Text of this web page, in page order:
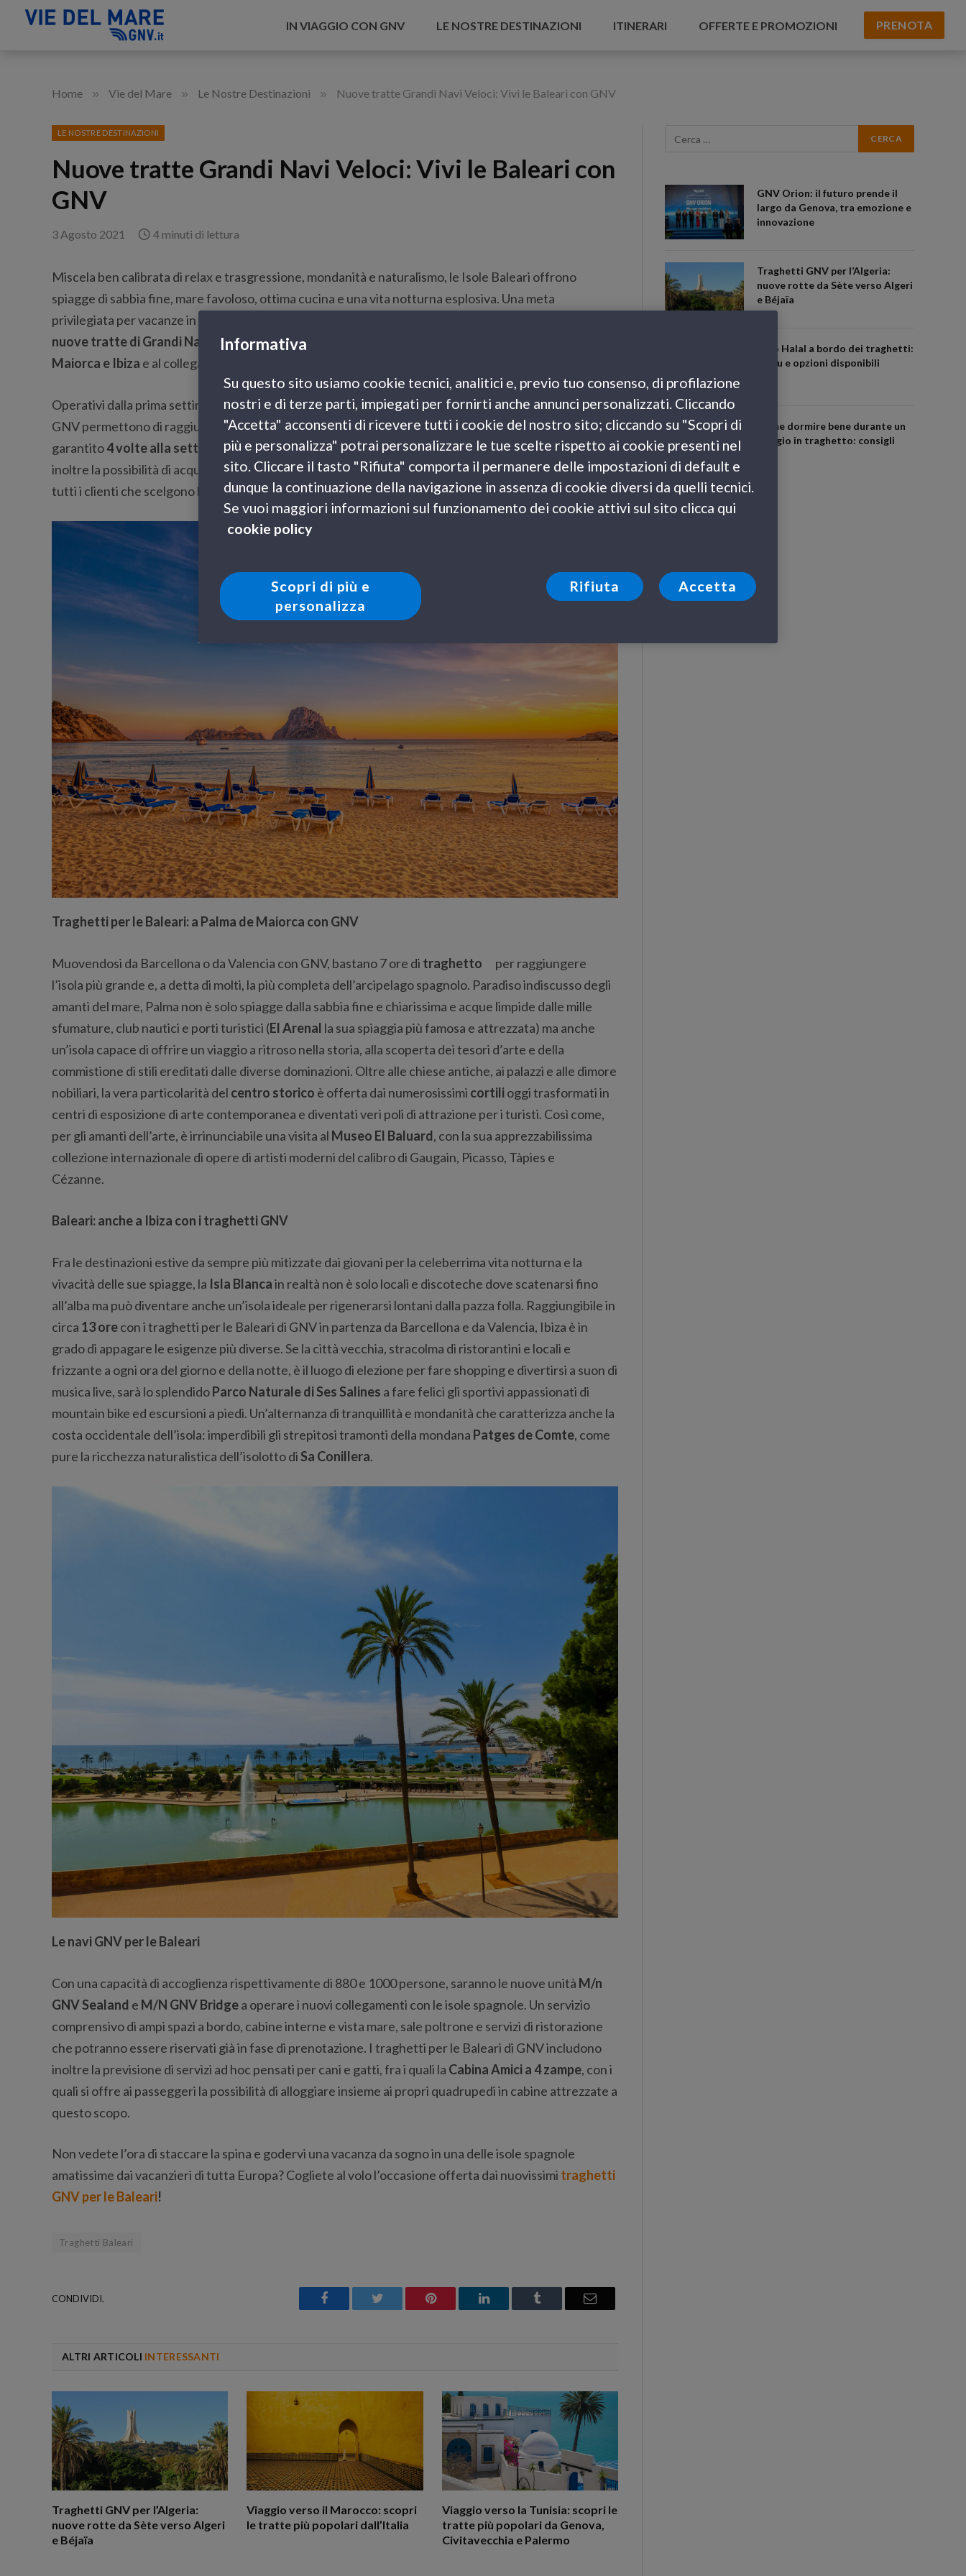
IN VIAGGIO CON GNV LE NOSTRE DESTINAZIONI ITINERARI OFFERTE E PROMOZIONI PRENOTA
Home » Vie del Mare » Le Nostre Destinazioni » Nuove tratte Grandi Navi Veloci: Vivi le Baleari con GNV
LE NOSTRE DESTINAZIONI
Nuove tratte Grandi Navi Veloci: Vivi le Baleari con
GNV
3 Agosto 2021 4 minuti di lettura
Miscela ben calibrata di relax e trasgressione, mondanità e naturalismo, le Isole Baleari offrono
spiagge di sabbia fine, mare favoloso, ottima cucina e una vita notturna esplosiva. Una meta
privilegiata per vacanze in famiglia e con gli amici che oggi diventa ancora più accessibile grazie alle
nuove tratte di Grandi Navi Velociin partenza da e per i porti di
Maiorca e Ibiza e al collegamento diretto fra Palma di Maiorca e Ibiza.
Operativi dalla prima settimana di luglio, i 5 nuovi collegamenti intraghetto per le Isole Balearidi
GNV permettono di raggiungere Palma di Maiorcatutti i giorni, mentre l’attracco a Ibiza sarà
garantito4 volte alla settimana. Come spiega l’azienda in una nota ufficiale, ai viaggiatori è concessa
inoltre la possibilità di acquistare anche singole tratte“nell’ottica di assicurare la massima flessibilità a
tutti i clienti che scelgono le Baleari come loro meta turistica”.
Traghetti per le Baleari: a Palma de Maiorca con GNV
Muovendosi da Barcellona o da Valencia con GNV, bastano 7 ore di traghetto
per raggiungere
l’isola più grande e, a detta di molti, la più completa dell’arcipelago spagnolo. Paradiso indiscusso degli
amanti del mare, Palma non è solo spiagge dalla sabbia fine e chiarissima e acque limpide dalle mille
sfumature, club nautici e porti turistici (El Arenal la sua spiaggia più famosa e attrezzata) ma anche
un’isola capace di offrire un viaggio a ritroso nella storia, alla scoperta dei tesori d’arte e della
commistione di stili ereditati dalle diverse dominazioni. Oltre alle chiese antiche, ai palazzi e alle dimore
nobiliari, la vera particolarità del centro storico è offerta dai numerosissimi cortilioggi trasformati in
centri di esposizione di arte contemporanea e diventati veri poli di attrazione per i turisti. Così come,
per gli amanti dell’arte, è irrinunciabile una visita al Museo El Baluard, con la sua apprezzabilissima
collezione internazionale di opere di artisti moderni del calibro di Gaugain, Picasso, Tàpies e
Cézanne.
Baleari: anche a Ibiza con i traghetti GNV
Fra le destinazioni estive da sempre più mitizzate dai giovani per la celeberrima vita notturna e la
vivacità delle sue spiagge, la Isla Blancain realtà non è solo locali e discoteche dove scatenarsi fino
all’alba ma può diventare anche un’isola ideale per rigenerarsi lontani dalla pazza folla. Raggiungibile in
circa 13 orecon i traghetti per le Baleari di GNV in partenza da Barcellona e da Valencia, Ibiza è in
grado di appagare le esigenze più diverse. Se la città vecchia, stracolma di ristorantini e locali e
frizzante a ogni ora del giorno e della notte, è il luogo di elezione per fare shopping e divertirsi a suon di
musica live, sarà lo splendidoParco Naturale di Ses Salines a fare felici gli sportivi appassionati di
mountain bike ed escursioni a piedi. Un’alternanza di tranquillità e mondanità che caratterizza anche la
costa occidentale dell’isola: imperdibili gli strepitosi tramonti della mondana Patges de Comte, come
pure la ricchezza naturalistica dell’isolotto diSa Conillera.
Le navi GNV per le Baleari
Con una capacità di accoglienza rispettivamente di 880 e 1000 persone, saranno le nuove unità M/n
GNV Sealand e M/N GNV Bridgea operare i nuovi collegamenti con le isole spagnole. Un servizio
comprensivo di ampi spazi a bordo, cabine interne e vista mare, sale poltrone e servizi di ristorazione
che potranno essere riservati già in fase di prenotazione. I traghetti per le Baleari di GNV includono
inoltre la previsione di servizi ad hoc pensati per cani e gatti, fra i quali la Cabina Amici a 4 zampe, con i
quali si offre ai passeggeri la possibilità di alloggiare insieme ai propri quadrupedi in cabine attrezzate a
questo scopo.
Non vedete l’ora di staccare la spina e godervi una vacanza da sogno in una delle isole spagnole
amatissime dai vacanzieri di tutta Europa? Cogliete al volo l’occasione offerta dai nuovissimi traghetti
GNV per le Baleari!
Traghetti Baleari
CONDIVIDI. Facebook Twitter Pinterest LinkedIn Tumblr Email
ALTRI ARTICOLI INTERESSANTI
Traghetti GNV per l’Algeria:
nuove rotte da Sète verso Algeri
e Béjaïa
Viaggio verso il Marocco: scopri
le tratte più popolari dall’Italia
Viaggio verso la Tunisia: scopri le
tratte più popolari da Genova,
Civitavecchia e Palermo
GNV Orion: il futuro prende il
largo da Genova, tra emozione e
innovazione
Traghetti GNV per l’Algeria:
nuove rotte da Sète verso Algeri
e Béjaïa
Cibo Halal a bordo dei traghetti:
menu e opzioni disponibili
Come dormire bene durante un
viaggio in traghetto: consigli
Informativa
Su questo sito usiamo cookie tecnici, analitici e, previo tuo consenso, di profilazione
nostri e di terze parti, impiegati per fornirti anche annunci personalizzati. Cliccando
"Accetta" acconsenti di ricevere tutti i cookie del nostro sito; cliccando su "Scopri di
più e personalizza" potrai personalizzare le tue scelte rispetto ai cookie presenti nel
sito. Cliccare il tasto "Rifiuta" comporta il permanere delle impostazioni di default e
dunque la continuazione della navigazione in assenza di cookie diversi da quelli tecnici.
Se vuoi maggiori informazioni sul funzionamento dei cookie attivi sul sito clicca qui
cookie policy
Scopri di più e
personalizza
Rifiuta Accetta